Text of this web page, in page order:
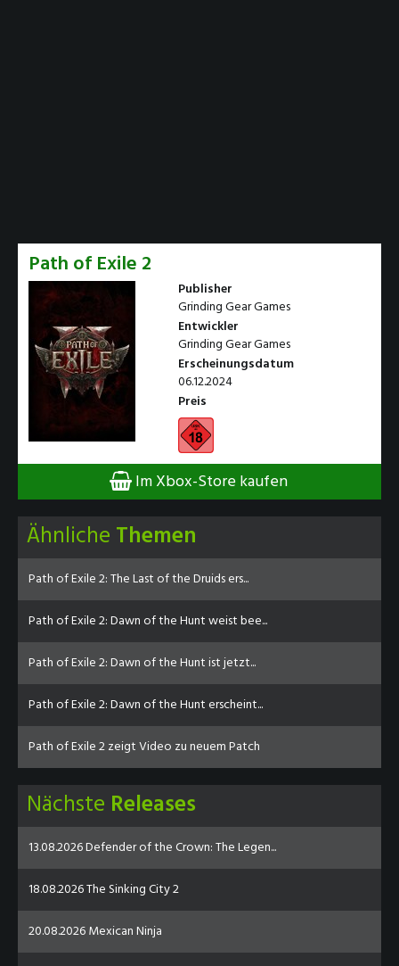
Path of Exile 2
Publisher
Grinding Gear Games
Entwickler
Grinding Gear Games
Erscheinungsdatum
06.12.2024
Preis
Im Xbox-Store kaufen
Ähnliche Themen
Path of Exile 2: The Last of the Druids ers...
Path of Exile 2: Dawn of the Hunt weist bee...
Path of Exile 2: Dawn of the Hunt ist jetzt...
Path of Exile 2: Dawn of the Hunt erscheint...
Path of Exile 2 zeigt Video zu neuem Patch
Nächste Releases
13.08.2026 Defender of the Crown: The Legen...
18.08.2026 The Sinking City 2
20.08.2026 Mexican Ninja